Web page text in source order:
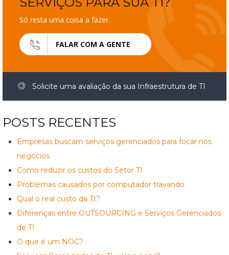
Só resta uma coisa a fazer.
FALAR COM A GENTE
Solicite uma avaliação da sua Infraestrutura de TI
POSTS RECENTES
Empresas buscam serviços gerenciados para focar nos
negócios
Como reduzir os custos do Setor TI
Problemas causados por computador travando
Qual o real custo da TI?
Diferenças entre OUTSOURCING e Serviços Gerenciados
de TI
O que é um NOC?